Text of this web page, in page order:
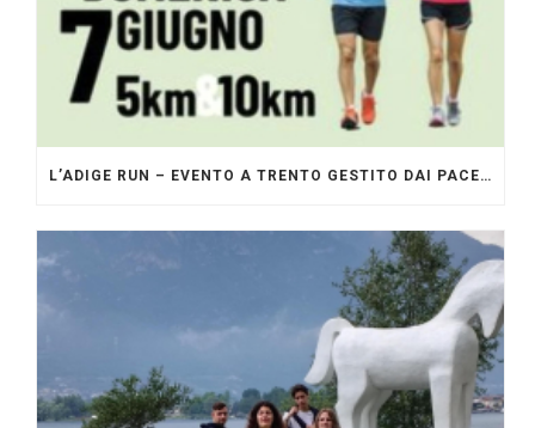
L’ADIGE RUN – EVENTO A TRENTO GESTITO DAI PACERS GLI ORIGINALI